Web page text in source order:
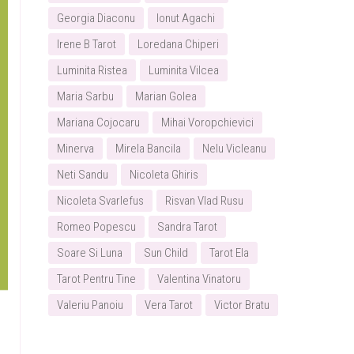
Georgia Diaconu
Ionut Agachi
Irene B Tarot
Loredana Chiperi
Luminita Ristea
Luminita Vilcea
Maria Sarbu
Marian Golea
Mariana Cojocaru
Mihai Voropchievici
Minerva
Mirela Bancila
Nelu Vicleanu
Neti Sandu
Nicoleta Ghiris
Nicoleta Svarlefus
Risvan Vlad Rusu
Romeo Popescu
Sandra Tarot
Soare Si Luna
Sun Child
Tarot Ela
Tarot Pentru Tine
Valentina Vinatoru
Valeriu Panoiu
Vera Tarot Victor Bratu